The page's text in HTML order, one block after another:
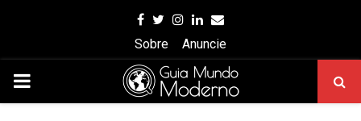
Facebook
Twitter
Instagram
Linkedin
Email
Sobre
Anuncie
PRIMARY